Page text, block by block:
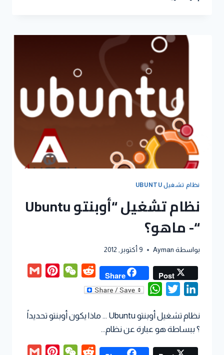
نظام تشغيل UBUNTU
نظام تشغيل “أوبنتو Ubuntu
“- ماهو؟
بواسطة Ayman 9 أكتوبر, 2012
Post
Share
Reddit
WeChat
Pinterest
LinkedIn
Twitter
WhatsApp
نظام تشغيل أوبنتو Ubuntu … ماذا يكون أوبنتو تحديداً
؟ ببساطة هو عبارة عن نظام…
Reddit
WeChat
Pinterest